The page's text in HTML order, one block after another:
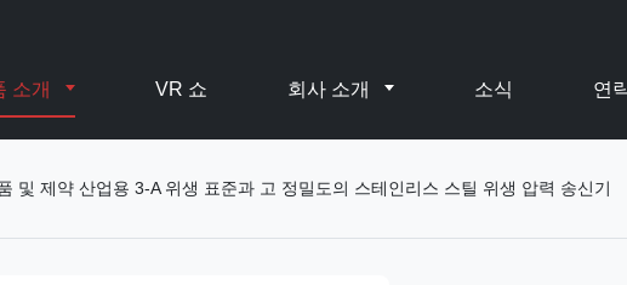
소개 VR 쇼 회사 소개 소식 연
및 제약 산업용 3-A 위생 표준과 고 정밀도의 스테인리스 스틸 위생 압력 송신기